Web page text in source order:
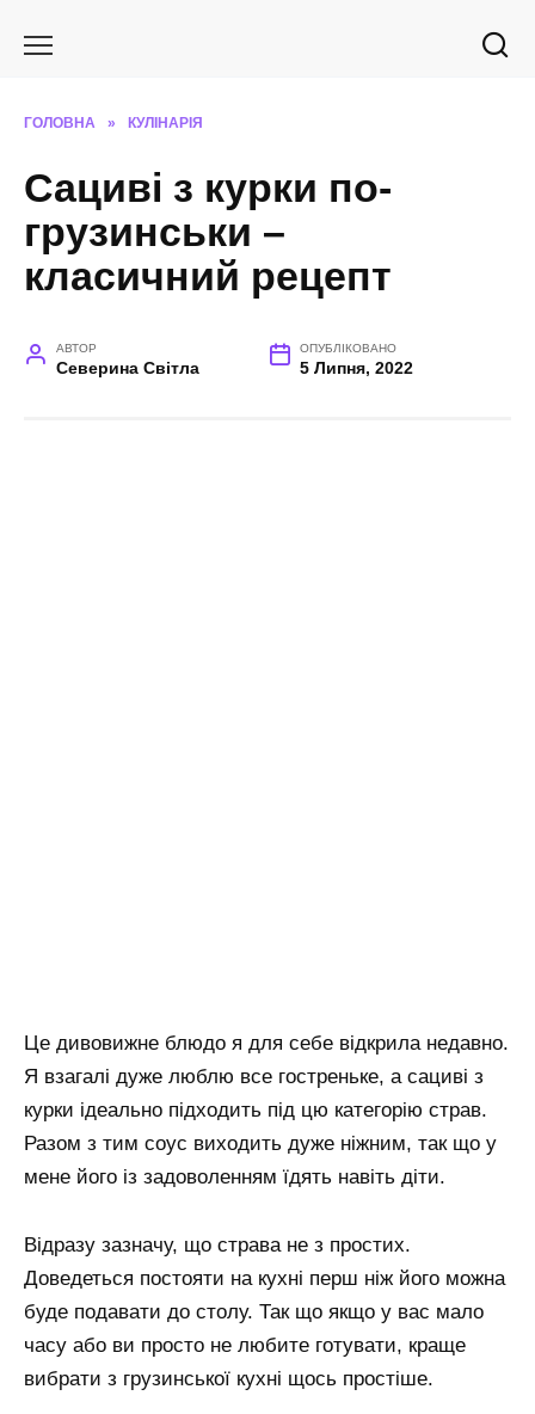
ГОЛОВНА » КУЛІНАРІЯ
Сациві з курки по-
грузинськи –
класичний рецепт
АВТОР
Северина Світла
ОПУБЛІКОВАНО
5 Липня, 2022
Це дивовижне блюдо я для себе відкрила недавно.
Я взагалі дуже люблю все гостреньке, а сациві з
курки ідеально підходить під цю категорію страв.
Разом з тим соус виходить дуже ніжним, так що у
мене його із задоволенням їдять навіть діти.
Відразу зазначу, що страва не з простих.
Доведеться постояти на кухні перш ніж його можна
буде подавати до столу. Так що якщо у вас мало
часу або ви просто не любите готувати, краще
вибрати з грузинської кухні щось простіше.